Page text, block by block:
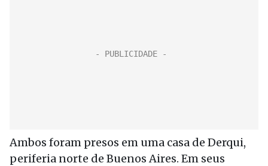
Ambos foram presos em uma casa de Derqui,
periferia norte de Buenos Aires. Em seus